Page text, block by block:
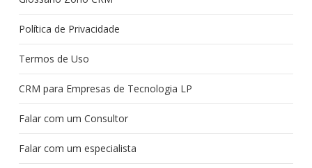
Política de Privacidade
Termos de Uso
CRM para Empresas de Tecnologia LP
Falar com um Consultor
Falar com um especialista